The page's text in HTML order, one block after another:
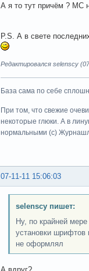
А я то тут причём ? МС
P.S. А в свете
Редактировался selenscy
База сама по себе
При том, что свежие
некоторые глюки. А в
нормальными (c)
07-11-11 15:06:03
selenscy пишет:
Ну, по крайней
установки шрифтов
не оформлял